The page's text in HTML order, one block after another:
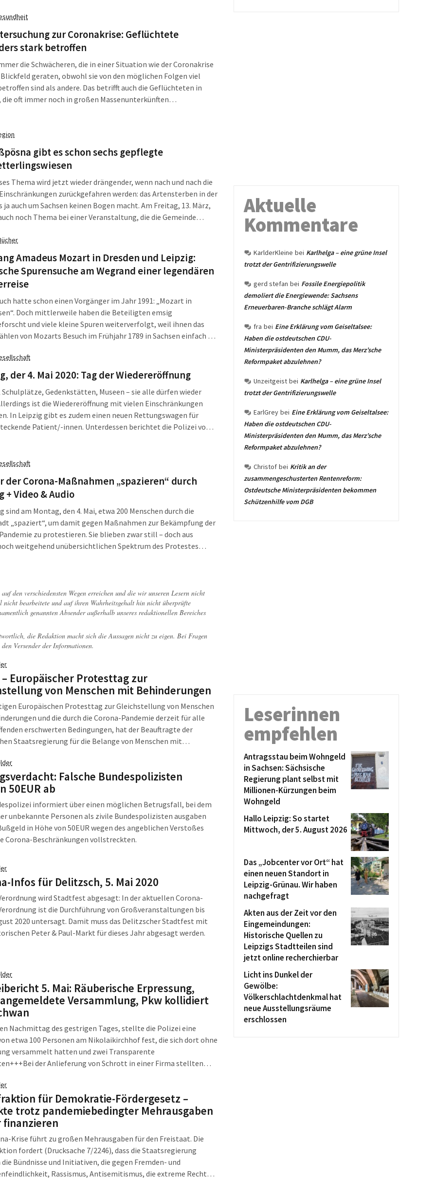
(IVI) in Zusammenarbeit mit den LVB nach der
Lösung für Leipzig. Jetzt wurde tatsächlich die erste E-Bus-
zur Coronakrise: Geflüchtete
stark betroffen
die Schwächeren, die in einer Situation wie der Coronakrise
Blickfeld geraten, obwohl sie von den möglichen Folgen viel
sind als andere. Das betrifft auch die Geflüchteten in
die oft immer noch in großen Massenunterkünften
in Leipzig gesprochen. Die Ergebnisse ihrer
verdeutlichen die schwierige Lage in den Asylunterkünften und
und unterstreichen den verstärkten
bei Unterbringung, Kommunikation und Bildung.
gibt es schon sechs gepflegte
Thema wird jetzt wieder drängender, wenn nach und nach die
zurückgefahren werden: das Artensterben in der
ja auch um Sachsen keinen Bogen macht. Am Freitag, 13. März,
noch Thema bei einer Veranstaltung, die die Gemeinde
Die Idee zum „Informationsabend blühendes Großpösna“
im Frühjahr 2019 als Reaktion auf das dramatische
und den globalen Verlust der Biodiversität.
Amadeus Mozart in Dresden und Leipzig:
Spurensuche am Wegrand einer legendären
hatte schon einen Vorgänger im Jahr 1991: „Mozart in
Doch mittlerweile haben die Beteiligten emsig
und viele kleine Spuren weiterverfolgt, weil ihnen das
von Mozarts Besuch im Frühjahr 1789 in Sachsen einfach zu
kam Mozart ausgerechnet nach Sachsen? Und warum
Und was hat es mit der Glasharmonika auf sich?
der 4. Mai 2020: Tag der Wiedereröffnung
Schulplätze, Gedenkstätten, Museen – sie alle dürfen wieder
ist die Wiedereröffnung mit vielen Einschränkungen
In Leipzig gibt es zudem einen neuen Rettungswagen für
Patient/-innen. Unterdessen berichtet die Polizei von
und Sachsen wichtig war.
der Corona-Maßnahmen „spazieren“ durch
+ Video & Audio
sind am Montag, den 4. Mai, etwa 200 Menschen durch die
„spaziert“, um damit gegen Maßnahmen zur Bekämpfung der
zu protestieren. Sie blieben zwar still – doch aus
weitgehend unübersichtlichen Spektrum des Protestes
den verschiedensten Wegen erreichen und die wir unseren Lesern nicht
bearbeitete und auf ihren Wahrheitsgehalt hin nicht überprüfte
genannten Absender außerhalb unseres redaktionellen Bereiches
die Redaktion macht sich die Aussagen nicht zu eigen. Bei Fragen
Versender der Informationen.
– Europäischer Protesttag zur
von Menschen mit Behinderungen
Europäischen Protesttag zur Gleichstellung von Menschen
und die durch die Corona-Pandemie derzeit für alle
erschwerten Bedingungen, hat der Beauftragte der
Staatsregierung für die Belange von Menschen mit
Behindertenverbänden ins Gespräch zu kommen.
Falsche Bundespolizisten
50EUR ab
informiert über einen möglichen Betrugsfall, bei dem
unbekannte Personen als zivile Bundespolizisten ausgaben
in Höhe von 50EUR wegen des angeblichen Verstoßes
Corona-Beschränkungen vollstreckten.
Infos für Delitzsch, 5. Mai 2020
wird Stadtfest abgesagt: In der aktuellen Corona-
ist die Durchführung von Großveranstaltungen bis
2020 untersagt. Damit muss das Delitzscher Stadtfest mit
Peter & Paul-Markt für dieses Jahr abgesagt werden.
5. Mai: Räuberische Erpressung,
Versammlung, Pkw kollidiert
Nachmittag des gestrigen Tages, stellte die Polizei eine
etwa 100 Personen am Nikolaikirchhof fest, die sich dort ohne
versammelt hatten und zwei Transparente
der Anlieferung von Schrott in einer Firma stellten
in einem Wohn- und Geschäftshaus+++Unbekannte begaben
Treppenhaus eines Geschäftshauses, hebelten im Anschluss die
zu den Büros eines Möbelgeschäfts auf und entwendeten aus
Kaffeemaschine.
für Demokratie-Fördergesetz –
trotz pandemiebedingter Mehrausgaben
finanzieren
Krise führt zu großen Mehrausgaben für den Freistaat. Die
fordert (Drucksache 7/2246), dass die Staatsregierung
Bündnisse und Initiativen, die gegen Fremden- und
Rassismus, Antisemitismus, die extreme Rechte,
Aktuelle
Kommentare
KarlderKleine bei Karlhelga – eine grüne Insel
trotzt der Gentrifizierungswelle
gerd stefan bei Fossile Energiepolitik
demoliert die Energiewende: Sachsens
Erneuerbaren-Branche schlägt Alarm
fra bei Eine Erklärung vom Geiseltalsee:
Haben die ostdeutschen CDU-
Ministerpräsidenten den Mumm, das Merz’sche
Reformpaket abzulehnen?
Unzeitgeist bei Karlhelga – eine grüne Insel
trotzt der Gentrifizierungswelle
EarlGrey bei Eine Erklärung vom Geiseltalsee:
Haben die ostdeutschen CDU-
Ministerpräsidenten den Mumm, das Merz’sche
Reformpaket abzulehnen?
Christof bei Kritik an der
zusammengeschusterten Rentenreform:
Ostdeutsche Ministerpräsidenten bekommen
Schützenhilfe vom DGB
Leserinnen
empfehlen
Antragsstau beim Wohngeld
in Sachsen: Sächsische
Regierung plant selbst mit
Millionen-Kürzungen beim
Wohngeld
Hallo Leipzig: So startet
Mittwoch, der 5. August 2026
Das „Jobcenter vor Ort“ hat
einen neuen Standort in
Leipzig-Grünau. Wir haben
nachgefragt
Akten aus der Zeit vor den
Eingemeindungen:
Historische Quellen zu
Leipzigs Stadtteilen sind
jetzt online recherchierbar
Licht ins Dunkel der
Gewölbe:
Völkerschlachtdenkmal hat
neue Ausstellungsräume
erschlossen